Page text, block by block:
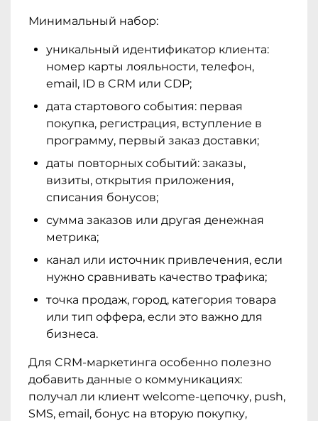
Минимальный набор:
уникальный идентификатор клиента:
номер карты лояльности, телефон,
email, ID в CRM или CDP;
дата стартового события: первая
покупка, регистрация, вступление в
программу, первый заказ доставки;
даты повторных событий: заказы,
визиты, открытия приложения,
списания бонусов;
сумма заказов или другая денежная
метрика;
канал или источник привлечения, если
нужно сравнивать качество трафика;
точка продаж, город, категория товара
или тип оффера, если это важно для
бизнеса.
Для CRM-маркетинга особенно полезно
добавить данные о коммуникациях:
получал ли клиент welcome-цепочку, push,
SMS, email, бонус на вторую покупку,